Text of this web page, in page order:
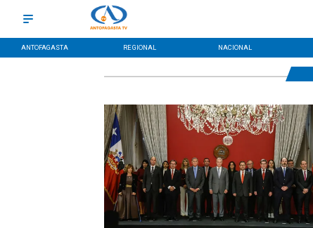
ANTOFAGASTA REGIONAL NACIONAL